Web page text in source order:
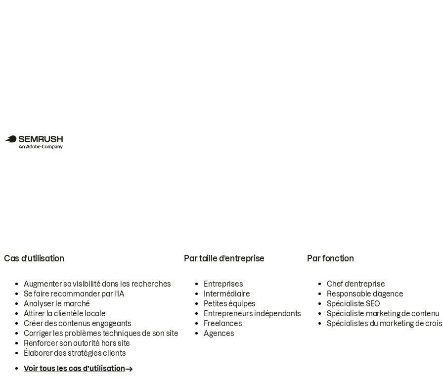
Cas d’utilisation
Augmenter sa visibilité dans les recherches
Se faire recommander par l’IA
Analyser le marché
Attirer la clientèle locale
Créer des contenus engageants
Corriger les problèmes techniques de son site
Renforcer son autorité hors site
Élaborer des stratégies clients
Voir tous les cas d’utilisation
Par taille d’entreprise
Entreprises
Intermédiaire
Petites équipes
Entrepreneurs indépendants
Freelances
Agences
Par fonction
Chef d’entreprise
Responsable d’agence
Spécialiste SEO
Spécialiste marketing de contenu
Spécialistes du marketing de